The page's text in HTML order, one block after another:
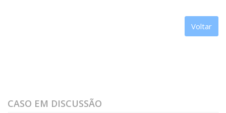
Voltar
CASO EM DISCUSSÃO